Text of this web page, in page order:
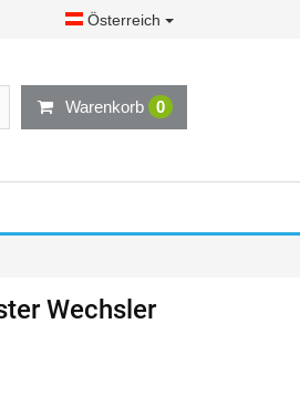
Österreich
Warenkorb 0
Wechsler